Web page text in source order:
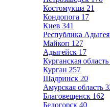
Костомукша 21
Кондопога 17
Киев 341
Республика Адыгея
Майкоп 127
Адыгейск 17
Курганская область
Курган 257
Шадринск 20
Амурская область
Благовещенск 162
Белогорск 40